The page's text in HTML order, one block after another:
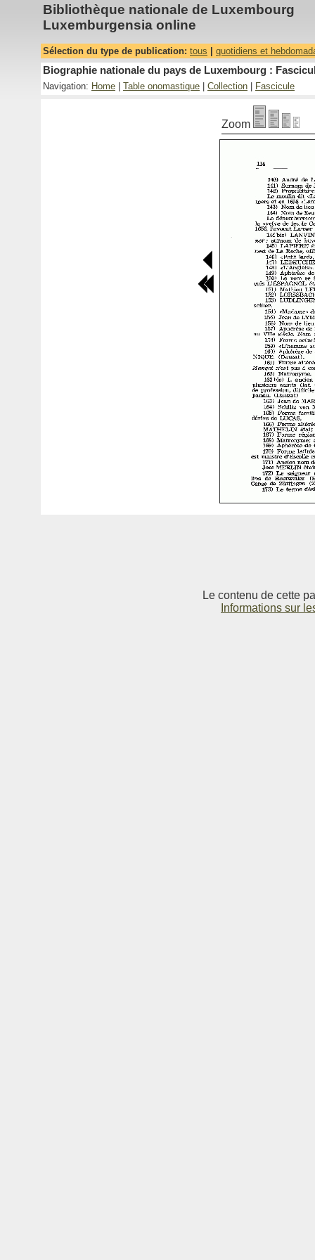
Bibliothèque nationale de Luxembourg
Luxemburgensia online
Sélection du type de publication: tous quotidiens et
Biographie nationale du pays de Luxembourg :
Navigation: Home Table onomastique Collection Fascicule
Zoom
Le contenu de cette
Informations sur